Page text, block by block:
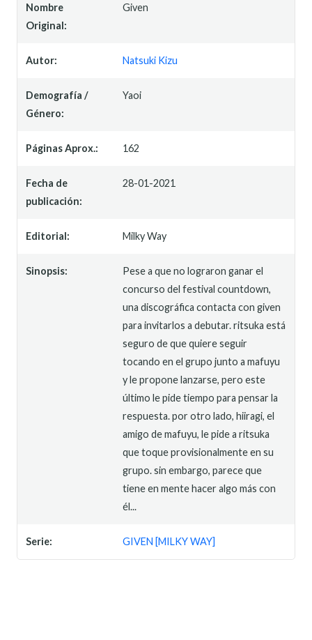
Nombre
Original:
Given
Autor: Natsuki Kizu
Demografía /
Género:
Yaoi
Páginas Aprox.: 162
Fecha de
publicación:
28-01-2021
Editorial: Milky Way
Sinopsis:
Pese a que no lograron ganar el
concurso del festival countdown,
una discográfica contacta con given
para invitarlos a debutar. ritsuka está
seguro de que quiere seguir
tocando en el grupo junto a mafuyu
y le propone lanzarse, pero este
último le pide tiempo para pensar la
respuesta. por otro lado, hiiragi, el
amigo de mafuyu, le pide a ritsuka
que toque provisionalmente en su
grupo. sin embargo, parece que
tiene en mente hacer algo más con
él...
Serie: GIVEN [MILKY WAY]